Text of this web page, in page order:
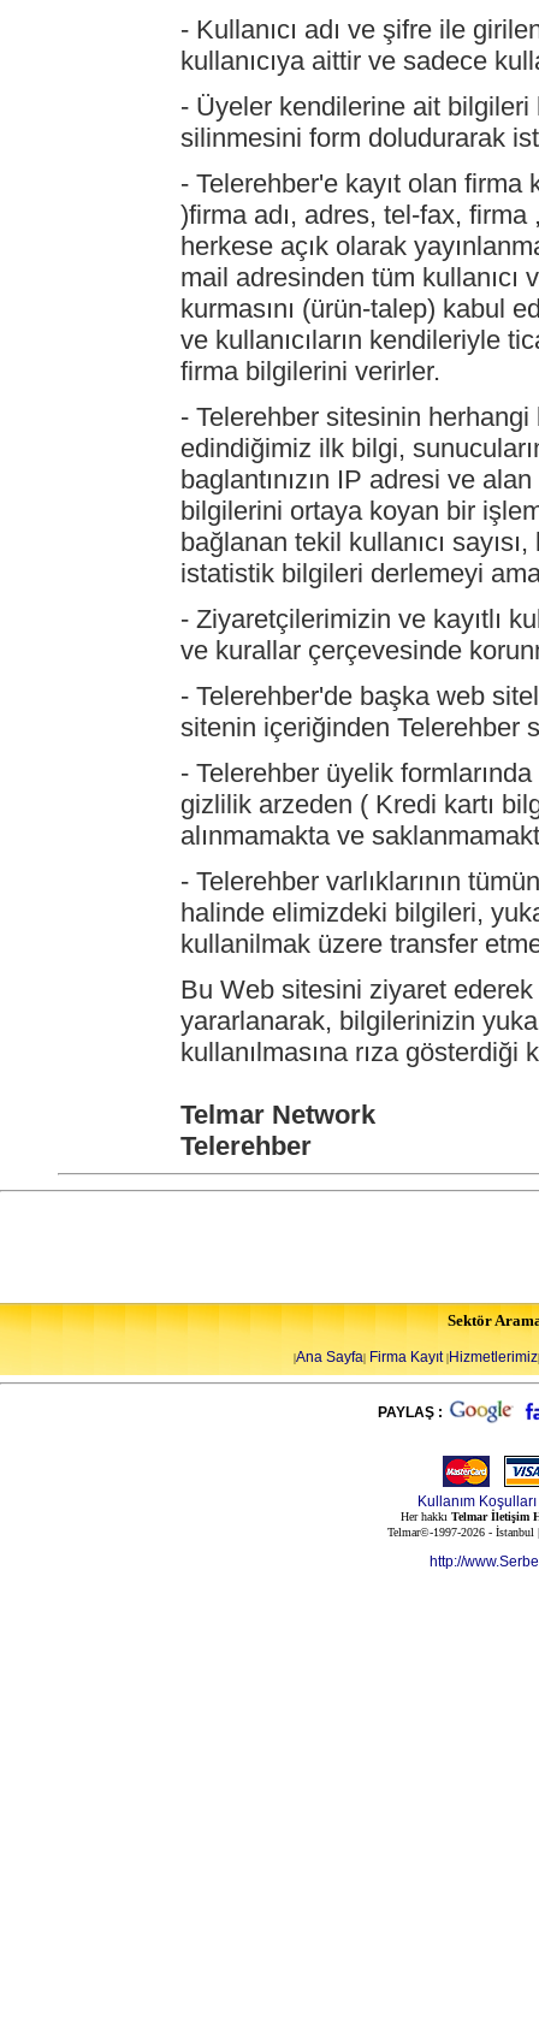
- Kullanıcı adı ve şifre ile
kullanıcıya aittir ve sadece
- Üyeler kendilerine ait
silinmesini form doludurarak
- Telerehber'e kayıt olan
)firma adı, adres, tel-fax,
herkese açık olarak
mail adresinden tüm kullanıcı
kurmasını (ürün-talep) kabul
ve kullanıcıların kendileriyle
firma bilgilerini verirler.
- Telerehber sitesinin herhangi
edindiğimiz ilk bilgi,
baglantınızın IP adresi ve
bilgilerini ortaya koyan bir
bağlanan tekil kullanıcı
istatistik bilgileri derlemeyi
- Ziyaretçilerimizin ve kayıtlı
ve kurallar çerçevesinde
- Telerehber'de başka web
sitenin içeriğinden Telerehber
- Telerehber üyelik
gizlilik arzeden ( Kredi kartı
alınmamakta ve
- Telerehber varlıklarının
halinde elimizdeki bilgileri,
kullanilmak üzere transfer
Bu Web sitesini ziyaret
yararlanarak, bilgilerinizin
kullanılmasına rıza gösterdiği
Telmar Network
Telerehber
Sektör
|Ana Sayfa| Firma Kayıt|Hizmetlerimiz|
PAYLAŞ :
Kullanım Koşulları
Her hakkı Telmar İletişim
Telmar©-1997-2026 -
http://